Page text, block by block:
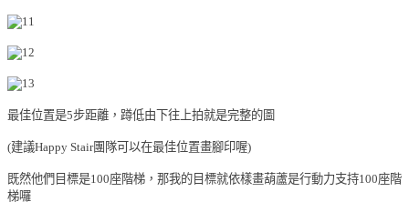
最佳位置是5步距離，蹲低由下往上拍就是完整的圖
(建議Happy Stair團隊可以在最佳位置畫腳印喔)
既然他們目標是100座階梯，那我的目標就依樣畫葫蘆是行動力支持100座階
梯囉